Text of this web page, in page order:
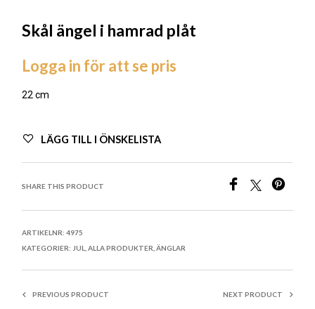
Skål ängel i hamrad plåt
Logga in för att se pris
22 cm
LÄGG TILL I ÖNSKELISTA
SHARE THIS PRODUCT
ARTIKELNR:4975
KATEGORIER: JUL ,ALLA PRODUKTER ,ÄNGLAR
PREVIOUS PRODUCT NEXT PRODUCT